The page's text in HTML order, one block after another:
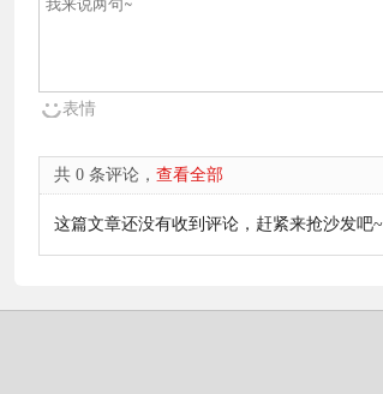
表情
共 0 条评论， 查看全部
这篇文章还没有收到评论，赶紧来抢沙发吧~